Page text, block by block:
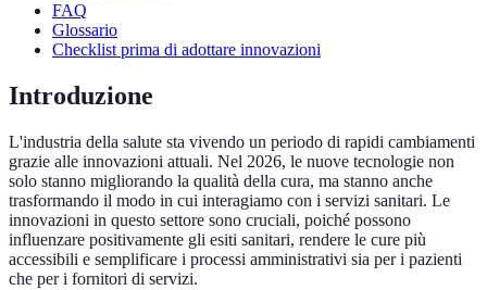
FAQ
Glossario
Checklist prima di adottare innovazioni
Introduzione
L'industria della salute sta vivendo un periodo di rapidi cambiamenti
grazie alle innovazioni attuali. Nel 2026, le nuove tecnologie non
solo stanno migliorando la qualità della cura, ma stanno anche
trasformando il modo in cui interagiamo con i servizi sanitari. Le
innovazioni in questo settore sono cruciali, poiché possono
influenzare positivamente gli esiti sanitari, rendere le cure più
accessibili e semplificare i processi amministrativi sia per i pazienti
che per i fornitori di servizi.